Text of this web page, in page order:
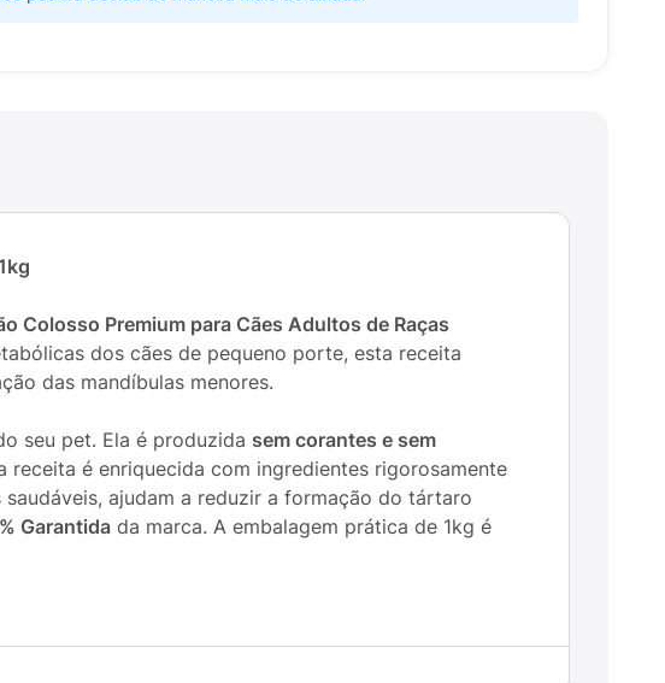
Colosso Premium para Cães Adultos de Raças
dos cães de pequeno porte, esta receita
das mandíbulas menores.
seu pet. Ela é produzida sem corantes e sem
receita é enriquecida com ingredientes rigorosamente
ajudam a reduzir a formação do tártaro
Garantida da marca. A embalagem prática de 1kg é
otimizam a absorção dos nutrientes.